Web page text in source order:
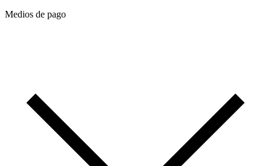
Medios de pago